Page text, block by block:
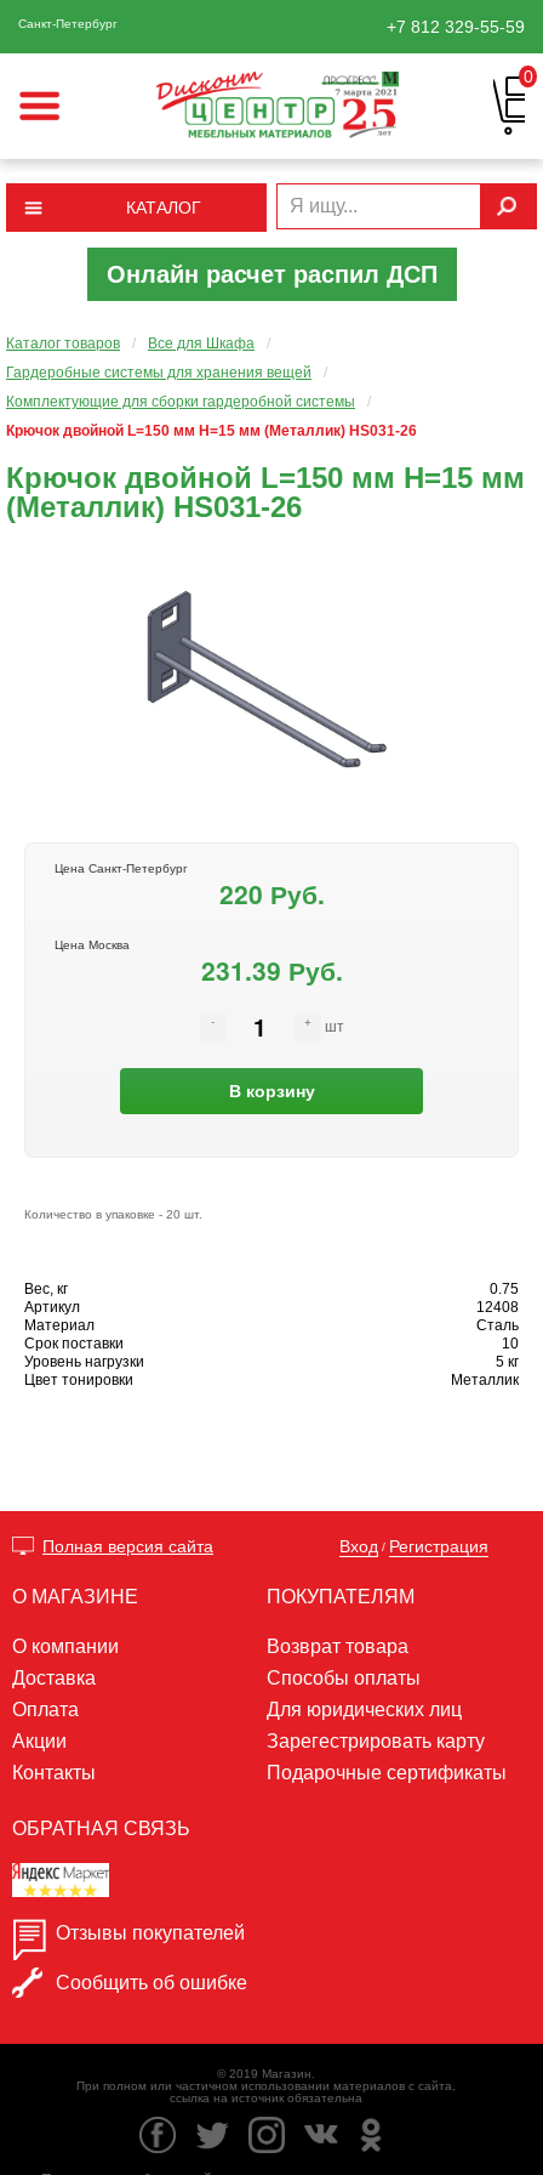
Санкт-Петербург +7 812 329-55-59
0
КАТАЛОГ
Онлайн расчет распил ДСП
Каталог товаров / Все для Шкафа
/
Гардеробные системы для хранения вещей
/
Комплектующие для сборки гардеробной системы
/
Крючок двойной L=150 мм Н=15 мм (Металлик) HS031-26
Крючок двойной L=150 мм Н=15 мм
(Металлик) HS031-26
Цена Санкт-Петербург
220 Руб.
Цена Москва
231.39 Руб.
шт
В корзину
Количество в упаковке - 20 шт.
Вес, кг
0.75
Артикул
12408
Материал
Сталь
Срок поставки
10
Уровень нагрузки
5 кг
Цвет тонировки
Металлик
Полная версия сайта Вход / Регистрация
О МАГАЗИНЕ
О компании
Доставка
Оплата
Акции
Контакты
ПОКУПАТЕЛЯМ
Возврат товара
Способы оплаты
Для юридических лиц
Зарегестрировать карту
Подарочные сертификаты
ОБРАТНАЯ СВЯЗЬ
Отзывы покупателей
Сообщить об ошибке
© 2019 Магазин.
При полном или частичном использовании материалов с сайта,
ссылка на источник обязательна